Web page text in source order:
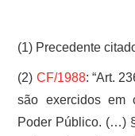
(1) Precedente
(2) CF/1988: “Art.
são exercidos em
Poder Público. (…)